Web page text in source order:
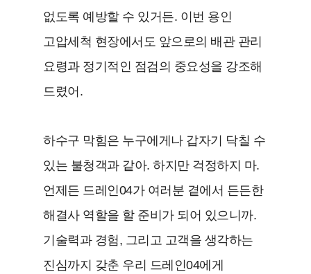
없도록 예방할 수 있거든. 이번 용인
고압세척 현장에서도 앞으로의 배관 관리
요령과 정기적인 점검의 중요성을 강조해
드렸어.
하수구 막힘은 누구에게나 갑자기 닥칠 수
있는 불청객과 같아. 하지만 걱정하지 마.
언제든 드레인04가 여러분 곁에서 든든한
해결사 역할을 할 준비가 되어 있으니까.
기술력과 경험, 그리고 고객을 생각하는
진심까지 갖춘 우리 드레인04에게